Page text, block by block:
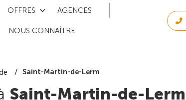
OFFRES AGENCES
NOUS CONNAÎTRE
Saint-Martin-de-Lerm
Saint-Martin-de-Lerm